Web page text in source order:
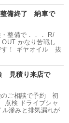
備終了 納車で
備で．．． R/
かなり苦戦し
！ ギヤオイル 抜
積り来店で
ご相談で予約 初
検 ドライブシャ
みと排気漏れが